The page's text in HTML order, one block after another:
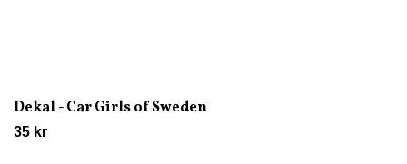
Dekal - Car Girls of Sweden
35 kr